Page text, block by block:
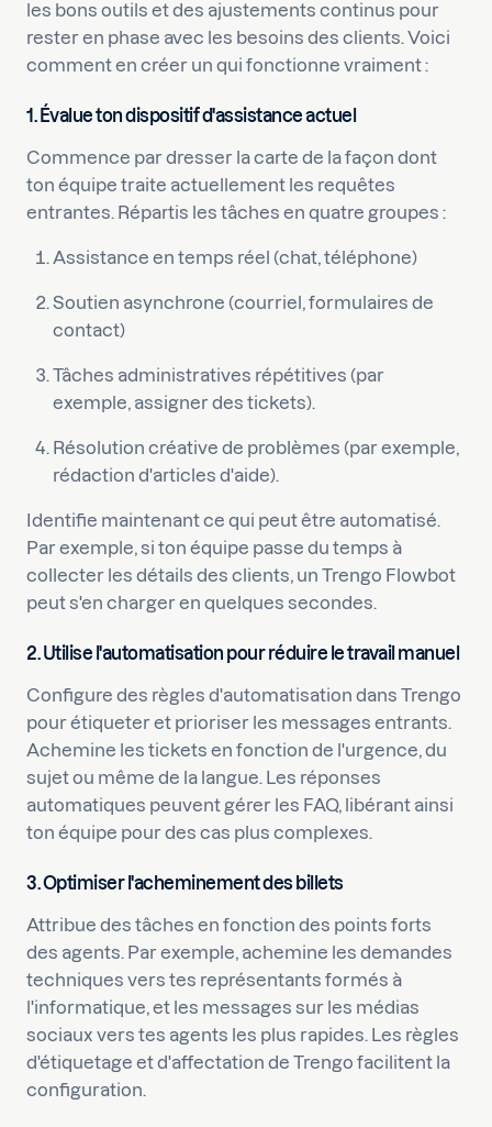
les bons outils et des ajustements continus pour
rester en phase avec les besoins des clients. Voici
comment en créer un qui fonctionne vraiment :
1. Évalue ton dispositif d'assistance actuel
Commence par dresser la carte de la façon dont
ton équipe traite actuellement les requêtes
entrantes. Répartis les tâches en quatre groupes :
Assistance en temps réel (chat, téléphone)
Soutien asynchrone (courriel, formulaires de
contact)
Tâches administratives répétitives (par
exemple, assigner des tickets).
Résolution créative de problèmes (par exemple,
rédaction d'articles d'aide).
Identifie maintenant ce qui peut être automatisé.
Par exemple, si ton équipe passe du temps à
collecter les détails des clients, un Trengo Flowbot
peut s'en charger en quelques secondes.
2. Utilise l'automatisation pour réduire le travail manuel
Configure des règles d'automatisation dans Trengo
pour étiqueter et prioriser les messages entrants.
Achemine les tickets en fonction de l'urgence, du
sujet ou même de la langue. Les réponses
automatiques peuvent gérer les FAQ, libérant ainsi
ton équipe pour des cas plus complexes.
3. Optimiser l'acheminement des billets
Attribue des tâches en fonction des points forts
des agents. Par exemple, achemine les demandes
techniques vers tes représentants formés à
l'informatique, et les messages sur les médias
sociaux vers tes agents les plus rapides. Les règles
d'étiquetage et d'affectation de Trengo facilitent la
configuration.